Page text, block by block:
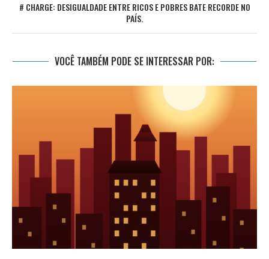
# CHARGE: DESIGUALDADE ENTRE RICOS E POBRES BATE RECORDE NO
PAÍS.
VOCÊ TAMBÉM PODE SE INTERESSAR POR: